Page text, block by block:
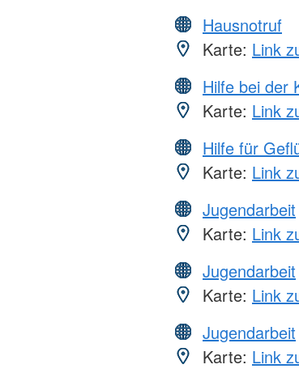
Hausnotruf
Karte: Link
Hilfe bei der
Karte: Link
Hilfe für
Karte: Link
Jugendarbeit
Karte: Link
Jugendarbeit
Karte: Link
Jugendarbeit
Karte: Link